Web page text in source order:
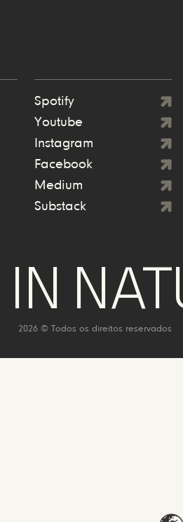
Spotify
Youtube
Instagram
Facebook
Medium
Substack
2026 © Todos os direitos reservados